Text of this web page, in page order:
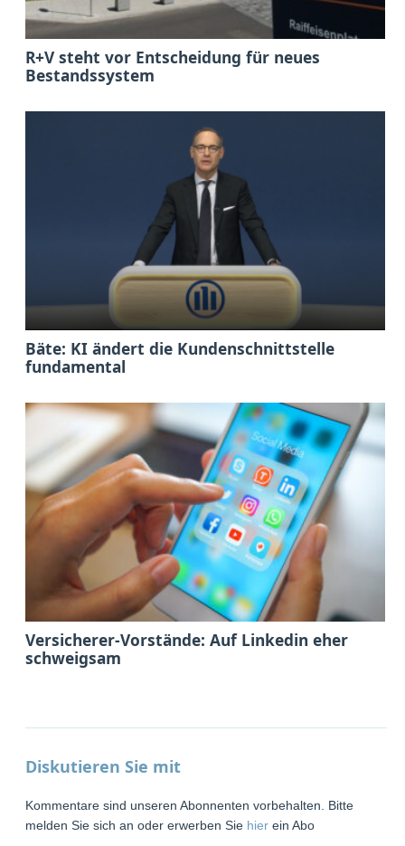
R+V steht vor Entscheidung für neues
Bestandssystem
Bäte: KI ändert die Kundenschnittstelle
fundamental
Versicherer-Vorstände: Auf Linkedin eher
schweigsam
Diskutieren Sie mit
Kommentare sind unseren Abonnenten vorbehalten. Bitte
melden Sie sich an oder erwerben Sie hier ein Abo